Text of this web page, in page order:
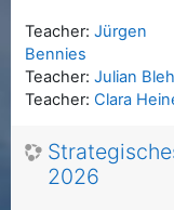
Teacher: Jürgen
Bennies
Teacher: Julian Bleh
Teacher: Clara
2026